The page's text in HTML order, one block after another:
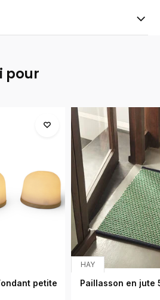
pour
petite
HAY
Paillasson en jute